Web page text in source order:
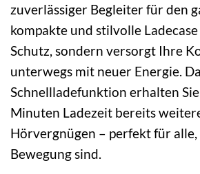
zuverlässiger Begleiter für den
kompakte und stilvolle
Schutz, sondern versorgt Ihre
unterwegs mit neuer Energie.
Schnellladefunktion erhalten
Minuten Ladezeit bereits
Hörvergnügen – perfekt für
Bewegung sind.